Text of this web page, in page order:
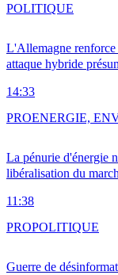
L'Allemagne renforce
attaque hybride
14:33
POLITIQUE
La pénurie d'énergie
libéralisation du
11:38
PROENERGIE,
Guerre de
PROPOLITIQUE